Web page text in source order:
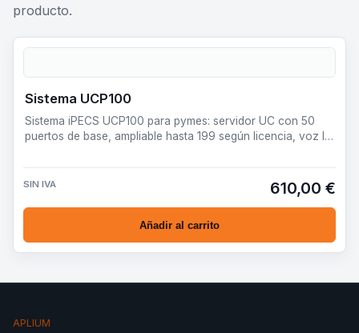
producto.
Sistema UCP100
Sistema iPECS UCP100 para pymes: servidor UC con 50
puertos de base, ampliable hasta 199 según licencia, voz IP,
SIN IVA 610,00 €
Añadir al carrito
APLIUM